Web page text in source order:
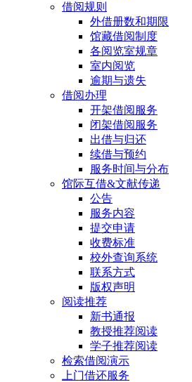
借阅规则
外借册数和期限
馆藏借阅制度
各阅览室规章
室内阅览
逾期与遗失
借阅办理
开架借阅服务
闭架借阅服务
出借与归还
续借与预约
服务时间与分布
馆际互借&文献传递
公告
服务内容
提交申请
收费标准
校外查询系统
联系方式
版权声明
阅读推荐
新书通报
教授推荐阅读
学子推荐阅读
检索借阅演示
上门借还服务